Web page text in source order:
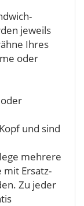
jeweils
Ihres
oder
und sind
mehrere
mit Ersatz-
Zu jeder